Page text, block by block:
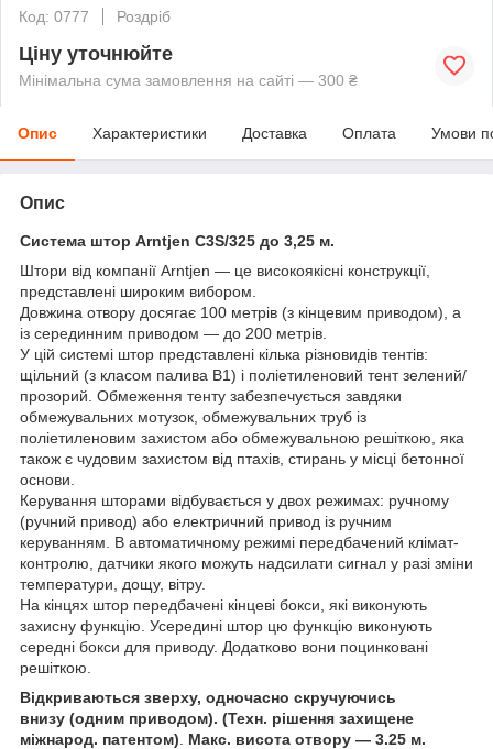
Код: 0777
Роздріб
Ціну уточнюйте
Мінімальна сума замовлення на сайті — 300 ₴
Опис Характеристики Доставка Оплата Умови
Опис
Система штор Arntjen C3S/325 до 3,25 м.
Штори від компанії Arntjen — це високоякісні конструкції,
представлені широким вибором.
Довжина отвору досягає 100 метрів (з кінцевим приводом), а
із серединним приводом — до 200 метрів.
У цій системі штор представлені кілька різновидів тентів:
щільний (з класом палива B1) і поліетиленовий тент зелений/
прозорий. Обмеження тенту забезпечується завдяки
обмежувальних мотузок, обмежувальних труб із
поліетиленовим захистом або обмежувальною решіткою, яка
також є чудовим захистом від птахів, стирань у місці бетонної
основи.
Керування шторами відбувається у двох режимах: ручному
(ручний привод) або електричний привод із ручним
керуванням. В автоматичному режимі передбачений клімат-
контролю, датчики якого можуть надсилати сигнал у разі зміни
температури, дощу, вітру.
На кінцях штор передбачені кінцеві бокси, які виконують
захисну функцію. Усередині штор цю функцію виконують
середні бокси для приводу. Додатково вони поцинковані
решіткою.
Відкриваються зверху, одночасно скручуючись
внизу (одним приводом). (Техн. рішення захищене
міжнарод. патентом) Макс. висота отвору — 3.25 м.